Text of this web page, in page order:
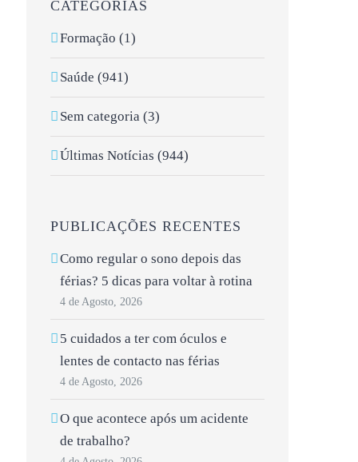
CATEGORIAS
Formação (1)
Saúde (941)
Sem categoria (3)
Últimas Notícias (944)
PUBLICAÇÕES RECENTES
Como regular o sono depois das
férias? 5 dicas para voltar à rotina
4 de Agosto, 2026
5 cuidados a ter com óculos e
lentes de contacto nas férias
4 de Agosto, 2026
O que acontece após um acidente
de trabalho?